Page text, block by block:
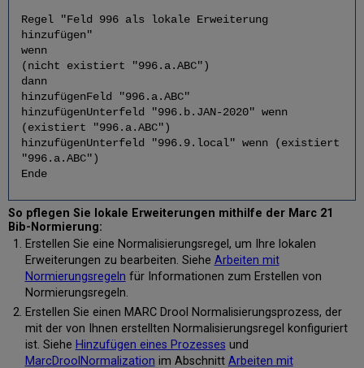
Regel "Feld 996 als lokale Erweiterung
hinzufügen"
wenn
(nicht existiert "996.a.ABC")
dann
hinzufügenFeld "996.a.ABC"
hinzufügenUnterfeld "996.b.JAN-2020" wenn
(existiert "996.a.ABC")
hinzufügenUnterfeld "996.9.local" wenn (existiert
"996.a.ABC")
Ende
So pflegen Sie lokale Erweiterungen mithilfe der Marc 21
Bib-Normierung:
Erstellen Sie eine Normalisierungsregel, um Ihre lokalen
Erweiterungen zu bearbeiten. Siehe Arbeiten mit
Normierungsregeln für Informationen zum Erstellen von
Normierungsregeln.
Erstellen Sie einen MARC Drool Normalisierungsprozess, der
mit der von Ihnen erstellten Normalisierungsregel konfiguriert
ist. Siehe Hinzufügen eines Prozesses und
MarcDroolNormalization im Abschnitt Arbeiten mit